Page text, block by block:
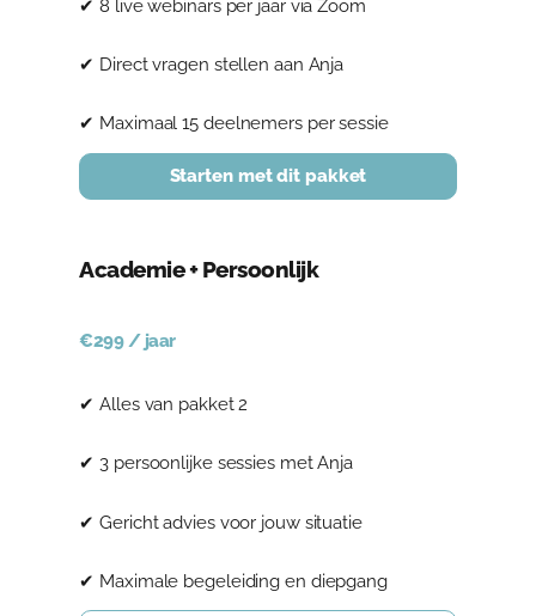
✔ 8 live webinars per jaar via Zoom
✔ Direct vragen stellen aan Anja
✔ Maximaal 15 deelnemers per sessie
Starten met dit pakket
Academie + Persoonlijk
€299 / jaar
✔ Alles van pakket 2
✔ 3 persoonlijke sessies met Anja
✔ Gericht advies voor jouw situatie
✔ Maximale begeleiding en diepgang